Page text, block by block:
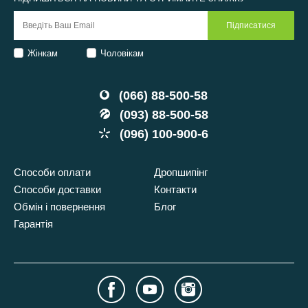
(066) 88-500-58
(093) 88-500-58
(096) 100-900-6
Способи оплати
Способи доставки
Обмін і повернення
Гарантія
Дропшипінг
Контакти
Блог
Жінкам Чоловікам